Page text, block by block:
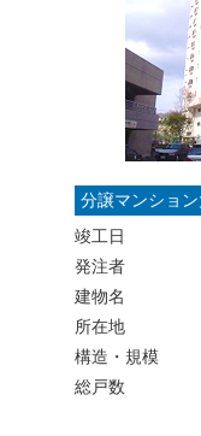
分譲マンショ
竣工日
発注者
建物名
所在地
構造・規模
総戸数